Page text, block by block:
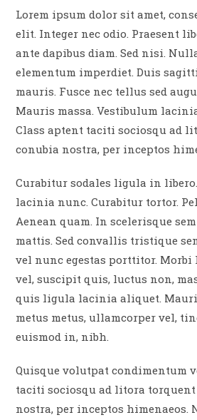
Lorem ipsum dolor sit amet,
elit. Integer nec odio. Praesent
ante dapibus diam. Sed nisi.
elementum imperdiet. Duis
mauris. Fusce nec tellus sed
Mauris massa. Vestibulum
Class aptent taciti sociosqu ad
conubia nostra, per inceptos
Curabitur sodales ligula in
lacinia nunc. Curabitur tortor.
Aenean quam. In scelerisque
mattis. Sed convallis tristique
vel nunc egestas porttitor.
vel, suscipit quis, luctus non,
quis ligula lacinia aliquet.
metus metus, ullamcorper vel,
euismod in, nibh.
Quisque volutpat condimentum
taciti sociosqu ad litora torquent
nostra, per inceptos himenaeos.